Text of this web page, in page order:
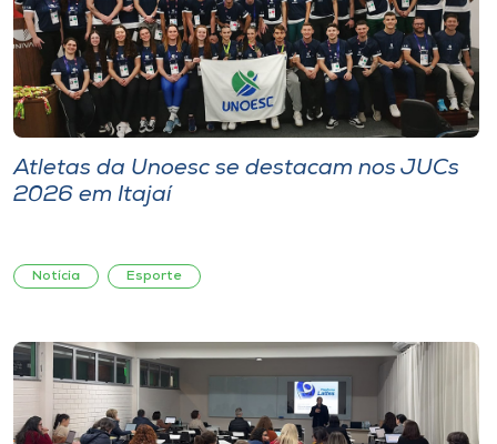
Atletas da Unoesc se destacam nos JUCs
2026 em Itajaí
Notícia Esporte